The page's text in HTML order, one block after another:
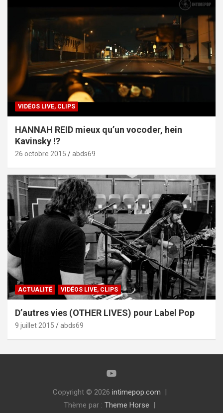
VIDÉOS LIVE, CLIPS
HANNAH REID mieux qu’un vocoder, hein
Kavinsky !?
26 octobre 2015 abds69
ACTUALITÉ VIDÉOS LIVE, CLIPS
D’autres vies (OTHER LIVES) pour Label Pop
9 juillet 2015 abds69
Copyright © 2026 intimepop.com
Thème par : Theme Horse